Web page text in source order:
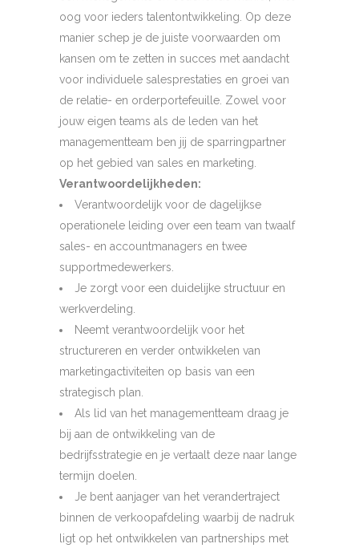
oog voor ieders talentontwikkeling. Op deze
manier schep je de juiste voorwaarden om
kansen om te zetten in succes met aandacht
voor individuele salesprestaties en groei van
de relatie- en orderportefeuille. Zowel voor
jouw eigen teams als de leden van het
managementteam ben jij de sparringpartner
op het gebied van sales en marketing.
Verantwoordelijkheden:
Verantwoordelijk voor de dagelijkse
operationele leiding over een team van twaalf
sales- en accountmanagers en twee
supportmedewerkers.
Je zorgt voor een duidelijke structuur en
werkverdeling.
Neemt verantwoordelijk voor het
structureren en verder ontwikkelen van
marketingactiviteiten op basis van een
strategisch plan.
Als lid van het managementteam draag je
bij aan de ontwikkeling van de
bedrijfsstrategie en je vertaalt deze naar lange
termijn doelen.
Je bent aanjager van het verandertraject
binnen de verkoopafdeling waarbij de nadruk
ligt op het ontwikkelen van partnerships met